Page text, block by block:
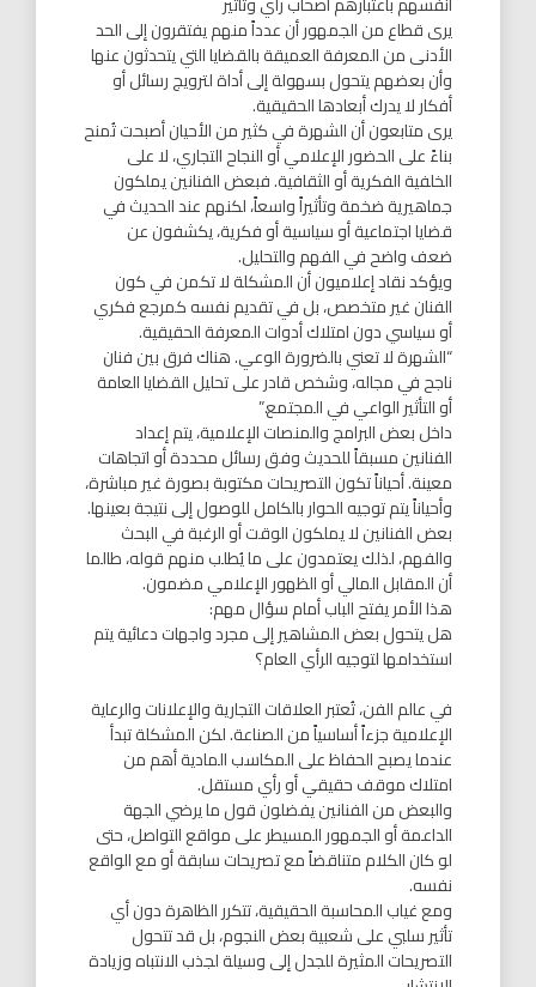
يرى قطاع من الجمهور أن عدداً منهم يفتقرون إلى الحد
الأدنى من المعرفة العميقة بالقضايا التي يتحدثون عنها
وأن بعضهم يتحول بسهولة إلى أداة لترويج رسائل أو
أفكار لا يدرك أبعادها الحقيقية.
يرى متابعون أن الشهرة في كثير من الأحيان أصبحت تُمنح
بناءً على الحضور الإعلامي أو النجاح التجاري، لا على
الخلفية الفكرية أو الثقافية. فبعض الفنانين يملكون
جماهيرية ضخمة وتأثيراً واسعاً، لكنهم عند الحديث في
قضايا اجتماعية أو سياسية أو فكرية، يكشفون عن
ضعف واضح في الفهم والتحليل.
ويؤكد نقاد إعلاميون أن المشكلة لا تكمن في كون
الفنان غير متخصص، بل في تقديم نفسه كمرجع فكري
أو سياسي دون امتلاك أدوات المعرفة الحقيقية.
“الشهرة لا تعني بالضرورة الوعي. هناك فرق بين فنان
ناجح في مجاله، وشخص قادر على تحليل القضايا العامة
أو التأثير الواعي في المجتمع.”
داخل بعض البرامج والمنصات الإعلامية، يتم إعداد
الفنانين مسبقاً للحديث وفق رسائل محددة أو اتجاهات
معينة. أحياناً تكون التصريحات مكتوبة بصورة غير مباشرة،
وأحياناً يتم توجيه الحوار بالكامل للوصول إلى نتيجة بعينها.
بعض الفنانين لا يملكون الوقت أو الرغبة في البحث
والفهم، لذلك يعتمدون على ما يُطلب منهم قوله، طالما
أن المقابل المالي أو الظهور الإعلامي مضمون.
هذا الأمر يفتح الباب أمام سؤال مهم:
هل يتحول بعض المشاهير إلى مجرد واجهات دعائية يتم
استخدامها لتوجيه الرأي العام؟
في عالم الفن، تُعتبر العلاقات التجارية والإعلانات والرعاية
الإعلامية جزءاً أساسياً من الصناعة. لكن المشكلة تبدأ
عندما يصبح الحفاظ على المكاسب المادية أهم من
امتلاك موقف حقيقي أو رأي مستقل.
والبعض من الفنانين يفضلون قول ما يرضي الجهة
الداعمة أو الجمهور المسيطر على مواقع التواصل، حتى
لو كان الكلام متناقضاً مع تصريحات سابقة أو مع الواقع
نفسه.
ومع غياب المحاسبة الحقيقية، تتكرر الظاهرة دون أي
تأثير سلبي على شعبية بعض النجوم، بل قد تتحول
التصريحات المثيرة للجدل إلى وسيلة لجذب الانتباه وزيادة